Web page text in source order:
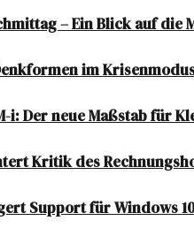
– Ein Blick auf
im
i: Der neue Maßstab für
Kritik des
Support für Windows